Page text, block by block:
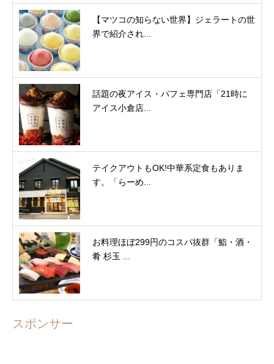
【マツコの知らない世界】ジェラートの世
界で紹介され...
話題の夜アイス・パフェ専門店「21時に
アイス小倉店...
テイクアウトもOK!中華系定食もありま
す。「らーめ...
お料理ほぼ299円のコスパ抜群「鮨・酒・
肴 杉玉 ...
スポンサー